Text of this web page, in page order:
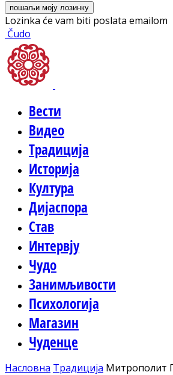
Lozinka će vam biti poslata emailom
Čudo
Вести
Видео
Традиција
Историја
Култура
Дијаспора
Став
Интервју
Чудо
Занимљивости
Психологија
Магазин
Чуденце
Насловна Традиција Митрополит